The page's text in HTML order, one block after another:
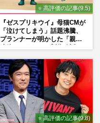
⭐ 高評価の記事(9.5)
『ゼスプリキウイ』母猫CMが
「泣けてしまう」話題沸騰、
プランナーが明かした「親に
⭐ 高評価の記事(9.8)